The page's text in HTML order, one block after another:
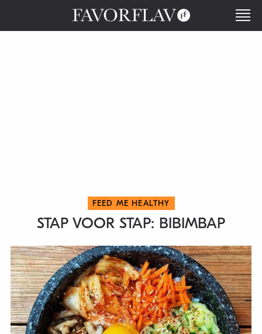
FEED ME HEALTHY
STAP VOOR STAP: BIBIMBAP